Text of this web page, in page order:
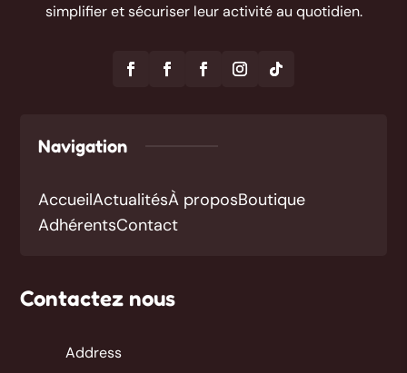
simplifier et sécuriser leur activité au quotidien.
Navigation
AccueilActualitésÀ proposBoutique
AdhérentsContact
Contactez nous
Address